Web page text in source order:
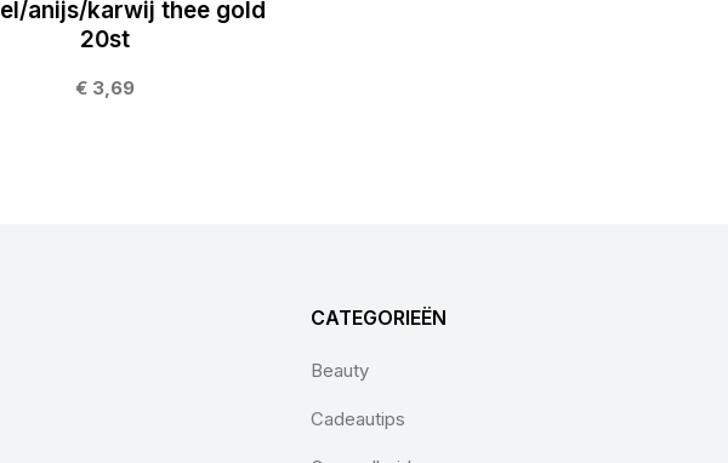
anijs/karwij thee gold
20st
€ 3,69
CATEGORIEËN
Beauty
Cadeautips